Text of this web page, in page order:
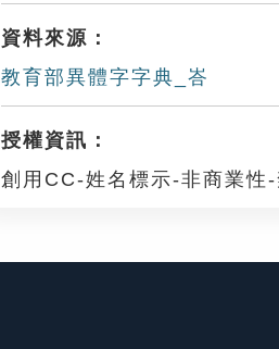
資料來源：
教育部異體字字典_峇
授權資訊：
創用CC-姓名標示-非商業性